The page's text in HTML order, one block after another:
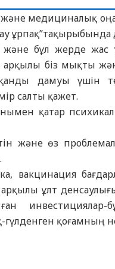
және медициналық
бұл жерде
біз мықты
дамуы үшін
салты қажет.
қатар
және өз
вакцинация
ұлт
инвестициялар-
қоғамның